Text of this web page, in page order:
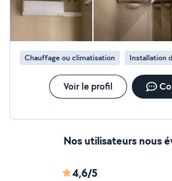
Chauffage ou climatisation Installation
Voir le profil
Nos utilisateurs nous
4,6/5